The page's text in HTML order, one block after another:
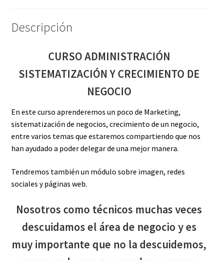
Descripción
CURSO ADMINISTRACIÓN
SISTEMATIZACIÓN Y CRECIMIENTO DE
NEGOCIO
En este curso aprenderemos un poco de Marketing,
sistematización de negocios, crecimiento de un negocio,
entre varios temas que estaremos compartiendo que nos
han ayudado a poder delegar de una mejor manera.
Tendremos también un módulo sobre imagen, redes
sociales y páginas web.
Nosotros como técnicos muchas veces
descuidamos el área de negocio y es
muy importante que no la descuidemos,